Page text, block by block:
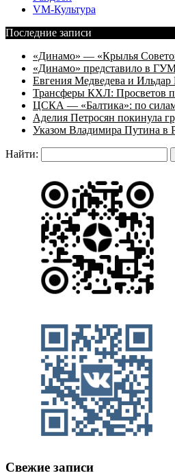
VM-Культура
Последние записи
«Динамо» — «Крылья
«Динамо» представило в
Евгения Медведева и
Трансферы КХЛ: Просветов
ЦСКА — «Балтика»: по силам
Аделия Петросян покинула
Указом Владимира Путина в
Найти:
Свежие записи